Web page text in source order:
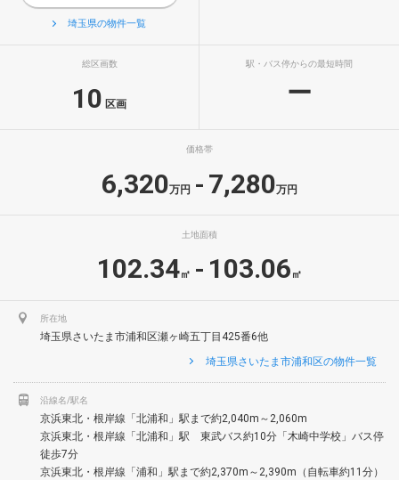
埼玉県の物件一覧
総区画数
10 区画
駅・バス停からの最短時間
ー
価格帯
6,320万円 - 7,280万円
土地面積
102.34㎡ - 103.06 ㎡
所在地
埼玉県さいたま市浦和区瀬ヶ崎五丁目425番6他
埼玉県さいたま市浦和区の物件一覧
沿線名/駅名
京浜東北・根岸線「北浦和」駅まで約2,040m～2,060m
京浜東北・根岸線「北浦和」駅 東武バス約10分「木崎中学校」バス停
徒歩7分
京浜東北・根岸線「浦和」駅まで約2,370m～2,390m（自転車約11分）